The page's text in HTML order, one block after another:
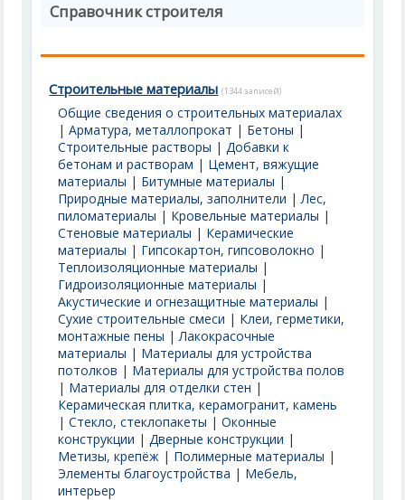
Справочник строителя
Строительные материалы (1344 записей)
Общие сведения о строительных материалах
|Арматура, металлопрокат | Бетоны |
Строительные растворы |Добавки к
бетонам и растворам | Цемент, вяжущие
материалы | Битумные материалы |
Природные материалы, заполнители |Лес,
пиломатериалы | Кровельные материалы |
Стеновые материалы | Керамические
материалы | Гипсокартон, гипсоволокно |
Теплоизоляционные материалы |
Гидроизоляционные материалы |
Акустические и огнезащитные материалы |
Сухие строительные смеси | Клеи, герметики,
монтажные пены |Лакокрасочные
материалы | Материалы для устройства
потолков | Материалы для устройства полов
| Материалы для отделки стен |
Керамическая плитка, керамогранит, камень
|Стекло, стеклопакеты |Оконные
конструкции |Дверные конструкции |
Метизы, крепёж | Полимерные материалы |
Элементы благоустройства | Мебель,
интерьер